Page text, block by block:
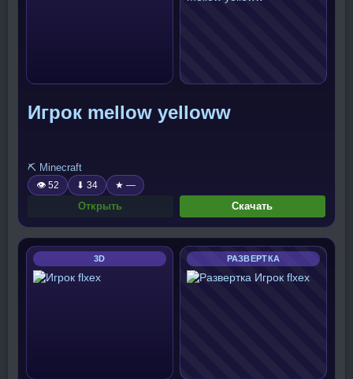
Игрок mellow yelloww
⛏️ Minecraft
👁 52 ⬇ 34 ★ —
Открыть Скачать
3D РАЗВЕРТКА